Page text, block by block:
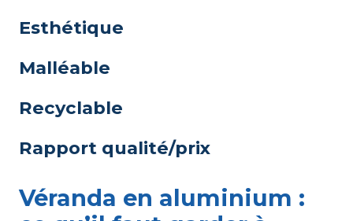
Esthétique
Malléable
Recyclable
Rapport qualité/prix
Véranda en aluminium :